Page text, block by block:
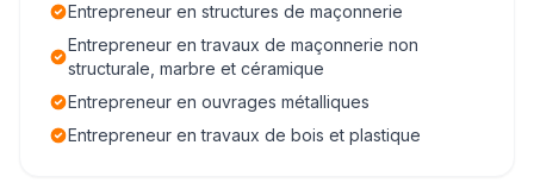
Entrepreneur en structures de maçonnerie
Entrepreneur en travaux de maçonnerie non
structurale, marbre et céramique
Entrepreneur en ouvrages métalliques
Entrepreneur en travaux de bois et plastique